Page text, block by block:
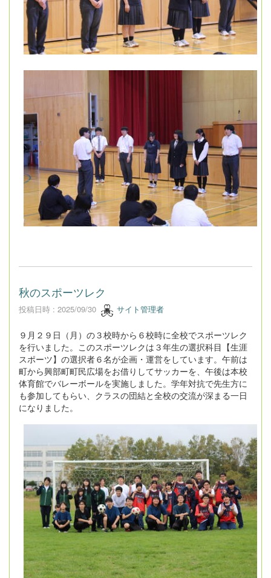
秋のスポーツレク
投稿日時 : 2025/09/30 サイト管理者
９月２９日（月）の３校時から６校時に全校でスポーツレク
を行いました。このスポーツレクは３年生の選択科目【生涯
スポーツ】の選択者６名が企画・運営をしています。午前は
町から興部町町民広場をお借りしてサッカーを、午後は本校
体育館でバレーボールを実施しました。学年対抗で先生方に
も参加してもらい、クラスの団結と全校の交流が深まる一日
になりました。